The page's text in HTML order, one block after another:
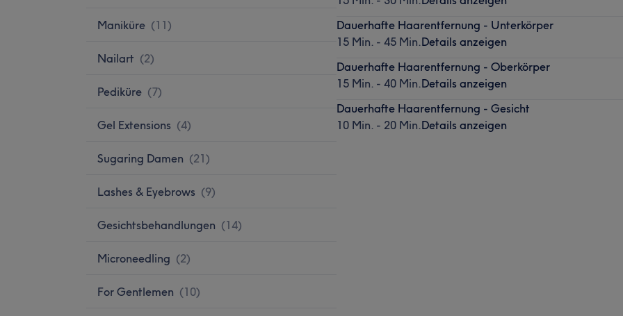
Maniküre (11)
Nailart (2)
Pediküre (7)
Gel Extensions (4)
Sugaring Damen (21)
Lashes & Eyebrows (9)
Gesichtsbehandlungen (14)
Microneedling (2)
For Gentlemen (10)
Dauerhafte Haarentfernung - Unterkörper
15 Min. - 45 Min.Details anzeigen
Dauerhafte Haarentfernung - Oberkörper
15 Min. - 40 Min.Details anzeigen
Dauerhafte Haarentfernung - Gesicht
10 Min. - 20 Min.Details anzeigen